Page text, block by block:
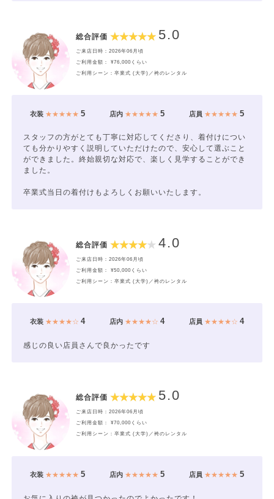
総合評価 5.0
ご来店日時：2026年06月頃
ご利用金額： ¥76,000くらい
ご利用シーン：卒業式 (大学)／袴のレンタル
衣装★★★★★ 5 店内★★★★★ 5 店員 ★★★★★5
スタッフの方がとても丁寧に対応してくださり、着付けについ
ても分かりやすく説明していただけたので、安心して選ぶこと
ができました。終始親切な対応で、楽しく見学することができ
ました。
卒業式当日の着付けもよろしくお願いいたします。
総合評価 4.0
ご来店日時：2026年06月頃
ご利用金額： ¥50,000くらい
ご利用シーン：卒業式 (大学)／袴のレンタル
衣装★★★★☆ 4 店内★★★★☆ 4 店員 ★★★★☆4
感じの良い店員さんで良かったです
総合評価 5.0
ご来店日時：2026年06月頃
ご利用金額： ¥70,000くらい
ご利用シーン：卒業式 (大学)／袴のレンタル
衣装★★★★★ 5 店内★★★★★ 5 店員 ★★★★★5